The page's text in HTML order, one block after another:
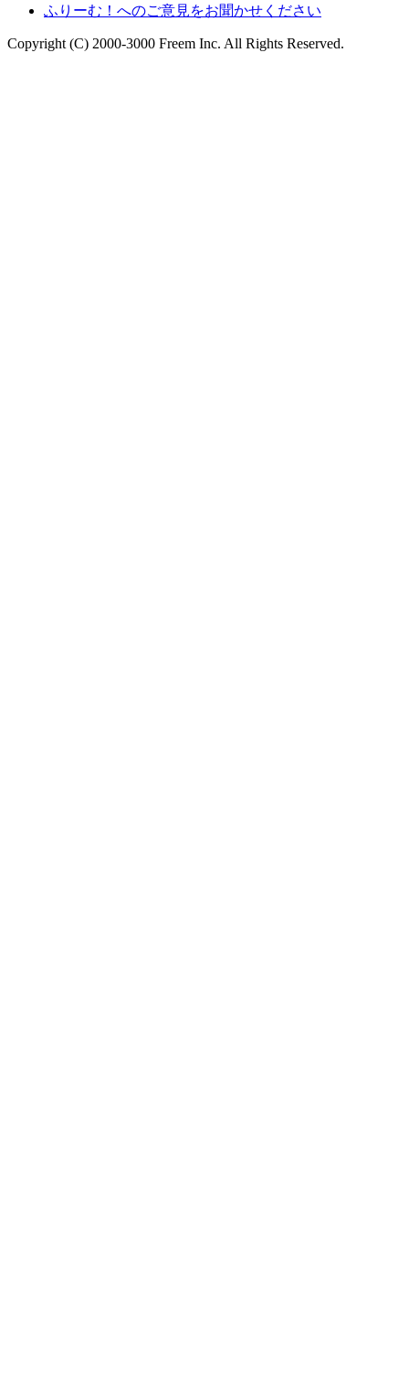
ふりーむ！へのご意見をお聞かせください
Copyright (C) 2000-3000 Freem Inc. All Rights Reserved.